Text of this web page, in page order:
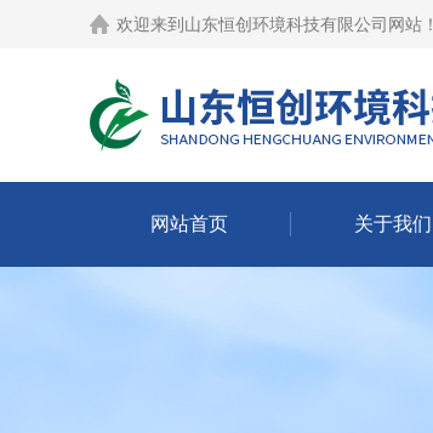
欢迎来到 山东恒创环境科技有限公司网站 ！
网站首页 关于我们